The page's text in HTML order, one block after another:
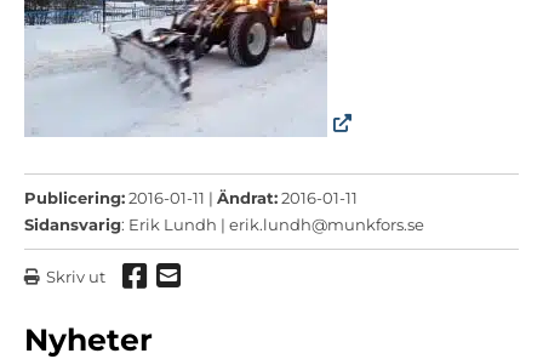
Publicering:2016-01-11 | Ändrat:2016-01-11
Sidansvarig: Erik Lundh | erik.lundh@munkfors.se
Skriv ut Dela via Facebook
Dela via mail
Nyheter